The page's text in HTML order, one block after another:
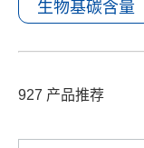
生物基碳含量
927 产品推荐